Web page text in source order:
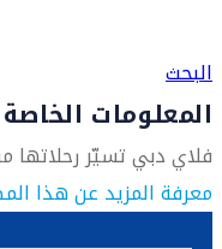
البحث
المعلومات
فلاي دبي تسيّر رحلاتها
معرفة المزيد عن هذا